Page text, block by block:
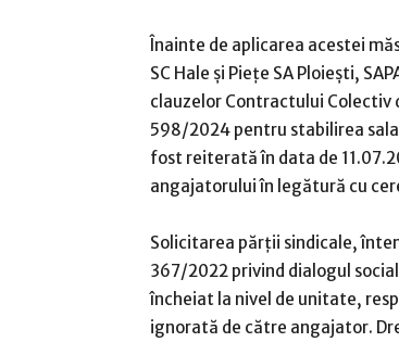
Înainte de aplicarea acestei
SC Hale și Piețe SA Ploiești,
clauzelor Contractului Colectiv
598/2024 pentru stabilirea
fost reiterată în data de
angajatorului în legătură cu
Solicitarea părții sindicale,
367/2022 privind dialogul
încheiat la nivel de unitate,
ignorată de către angajator.